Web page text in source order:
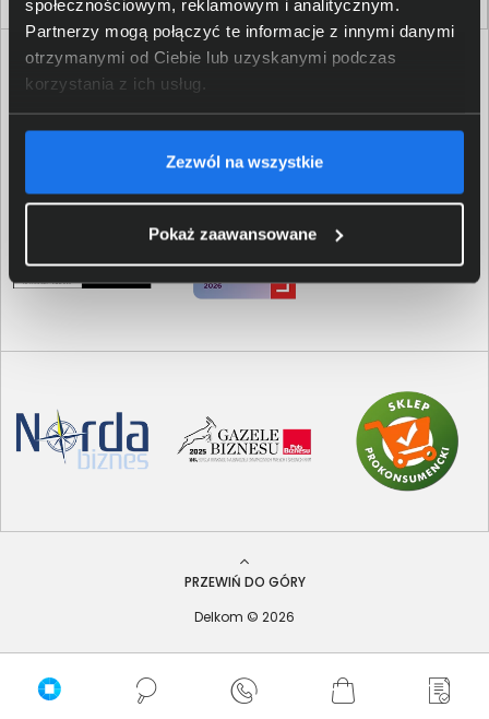
społecznościowym, reklamowym i analitycznym.
Partnerzy mogą połączyć te informacje z innymi danymi
otrzymanymi od Ciebie lub uzyskanymi podczas
korzystania z ich usług.
Zezwól na wszystkie
Pokaż zaawansowane
PRZEWIŃ DO GÓRY
Delkom © 2026